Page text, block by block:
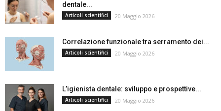
dentale...
Articoli scientifici 20 Maggio 2026
Correlazione funzionale tra serramento dei...
Articoli scientifici 20 Maggio 2026
L’igienista dentale: sviluppo e prospettive...
Articoli scientifici 20 Maggio 2026